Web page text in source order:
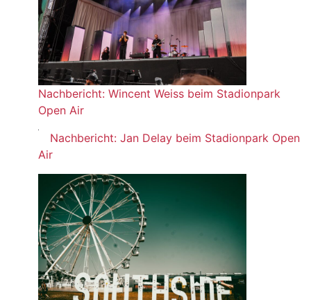
Nachbericht: Wincent Weiss beim Stadionpark
Open Air
Nachbericht: Jan Delay beim Stadionpark Open
Air